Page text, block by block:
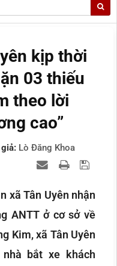
kịp thời
03 thiếu
theo lời
cao”
Lò Đăng Khoa
xã Tân Uyên nhận
ANTT ở cơ sở về
Kim, xã Tân Uyên
bắt xe khách